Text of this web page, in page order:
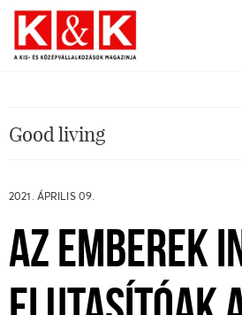
Good living
2021. ÁPRILIS 09.
AZ EMBEREK